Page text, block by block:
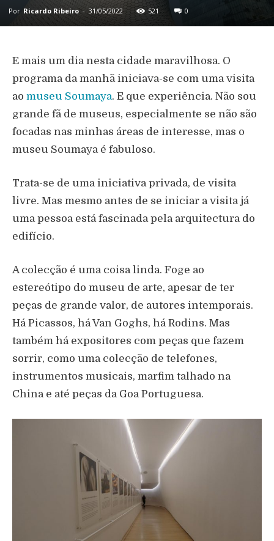
Por Ricardo Ribeiro - 31/05/2022 521 0
E mais um dia nesta cidade maravilhosa. O
programa da manhã iniciava-se com uma visita
ao museu Soumaya. E que experiência. Não sou
grande fã de museus, especialmente se não são
focadas nas minhas áreas de interesse, mas o
museu Soumaya é fabuloso.
Trata-se de uma iniciativa privada, de visita
livre. Mas mesmo antes de se iniciar a visita já
uma pessoa está fascinada pela arquitectura do
edifício.
A colecção é uma coisa linda. Foge ao
estereótipo do museu de arte, apesar de ter
peças de grande valor, de autores intemporais.
Há Picassos, há Van Goghs, há Rodins. Mas
também há expositores com peças que fazem
sorrir, como uma colecção de telefones,
instrumentos musicais, marfim talhado na
China e até peças da Goa Portuguesa.